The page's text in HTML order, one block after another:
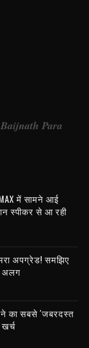
Para
में सामने आई
स्पीकर से आ रही
अपग्रेड! समझिए
अलग
का सबसे 'जबरदस्त